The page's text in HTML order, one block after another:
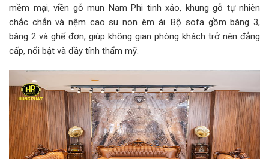
mềm mại, viền gỗ mun Nam Phi tinh xảo, khung gỗ tự nhiên
chắc chắn và nệm cao su non êm ái. Bộ sofa gồm băng 3,
băng 2 và ghế đơn, giúp không gian phòng khách trở nên đẳng
cấp, nổi bật và đầy tính thẩm mỹ.